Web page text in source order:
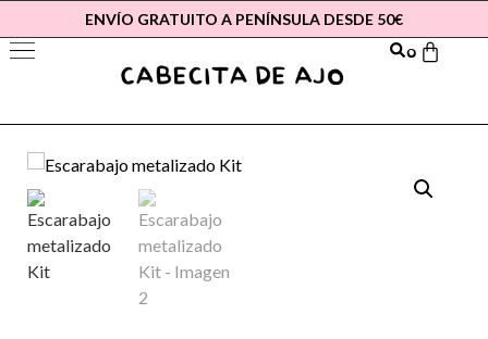
ENVÍO GRATUITO A PENÍNSULA DESDE 50€
0